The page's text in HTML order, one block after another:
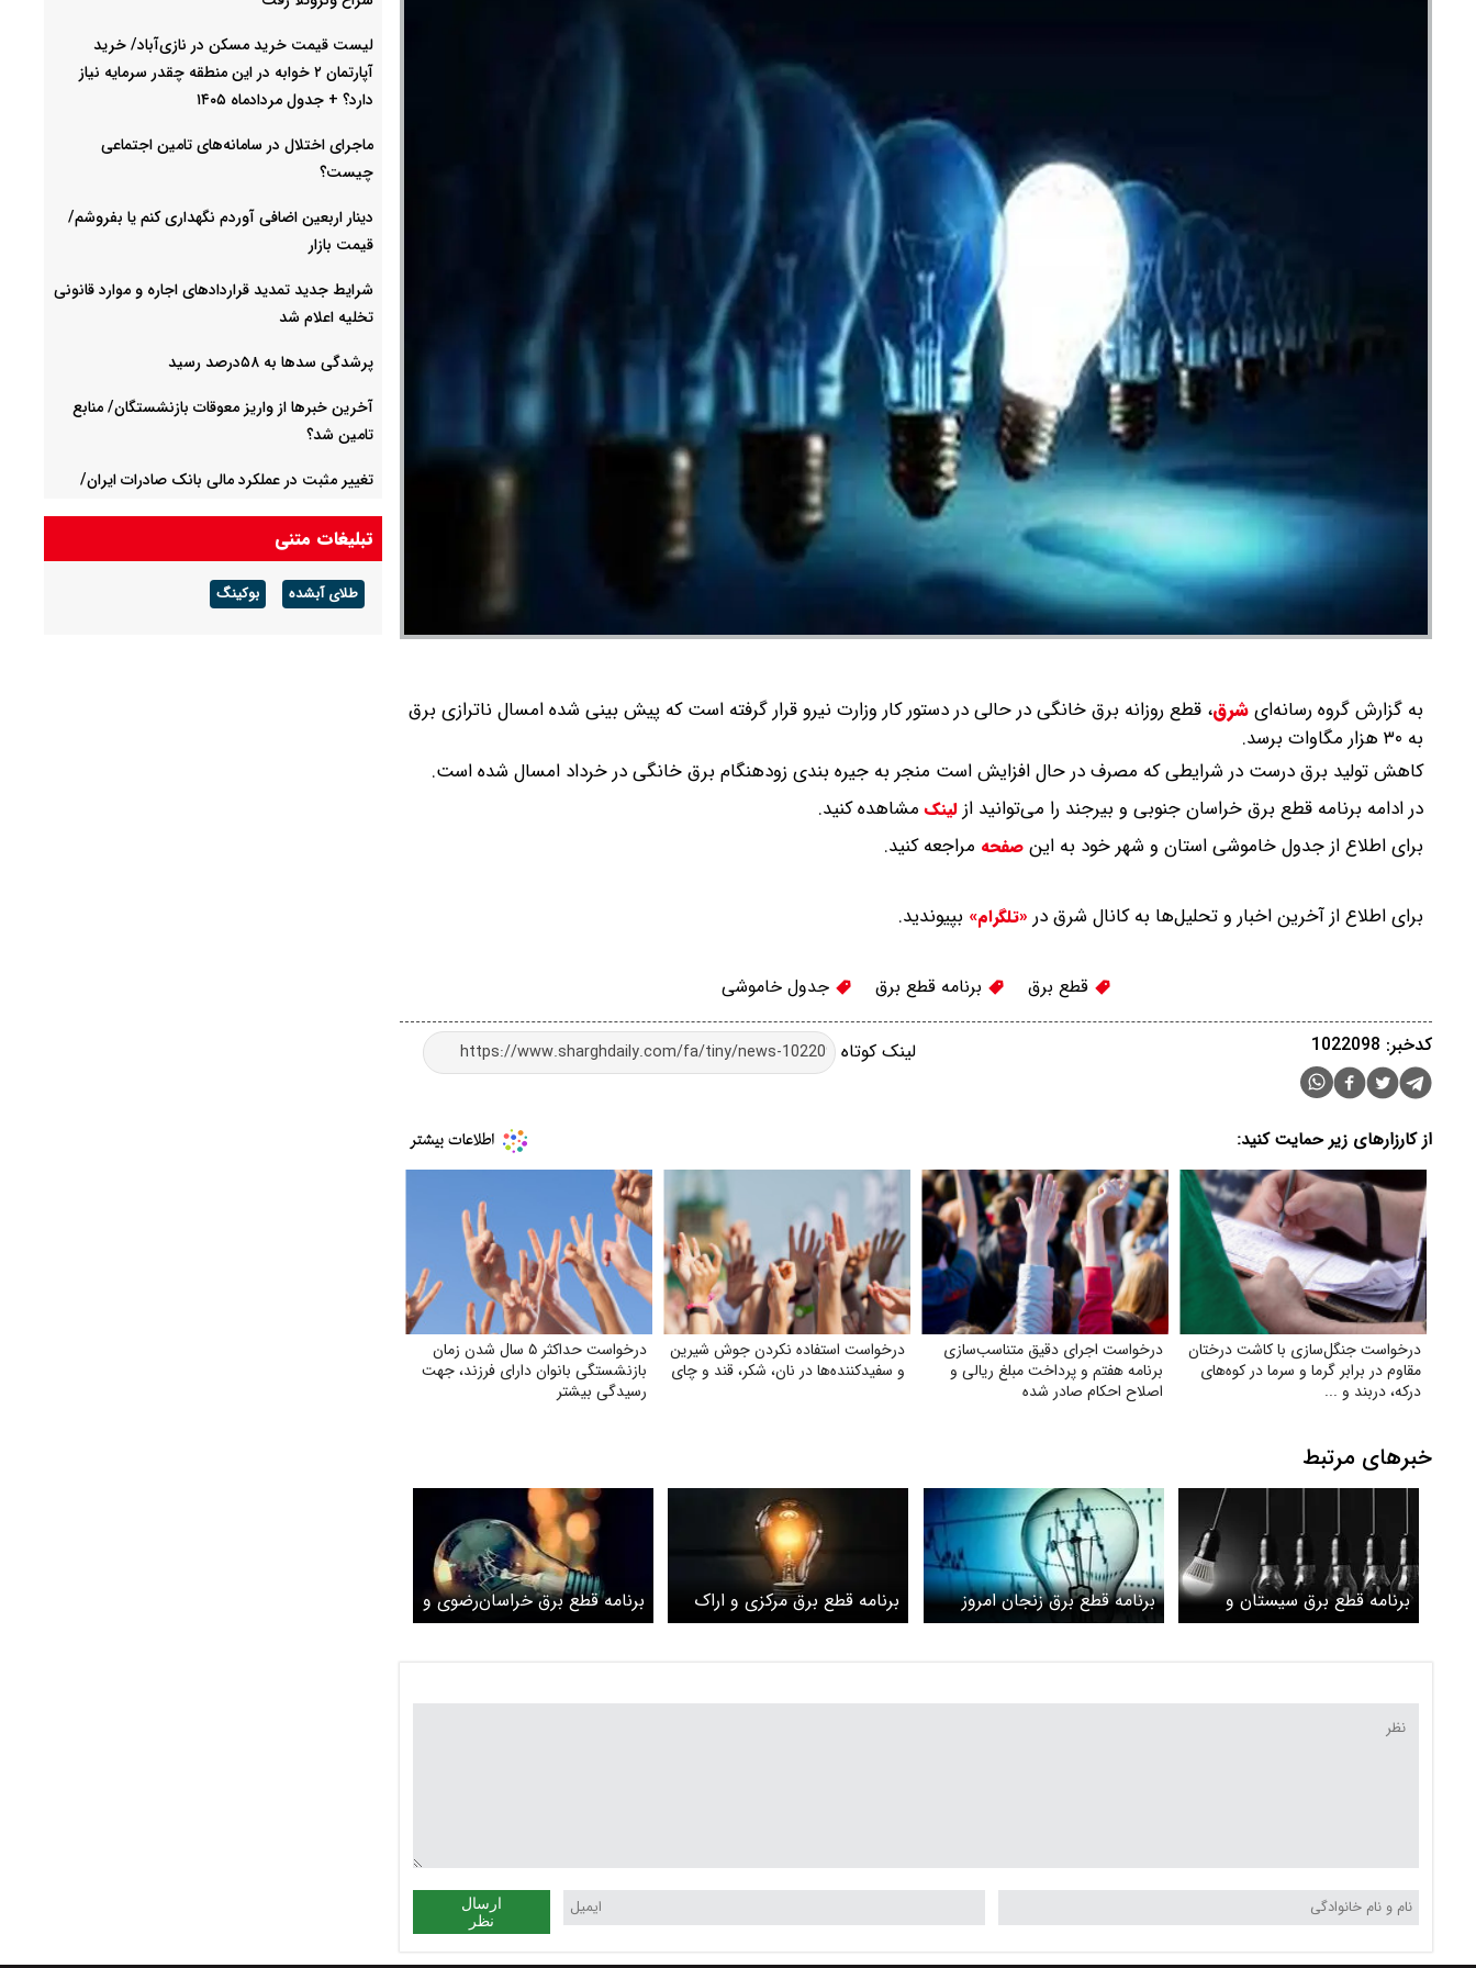
به گزارش گروه رسانه‌ایشرق، قطع روزانه برق خانگی در حالی در دستور کار وزارت نیرو قرار گرفته است که پیش بینی شده امسال ناترازی برق
به ۳۰ هزار مگاوات برسد.
کاهش تولید برق درست در شرایطی که مصرف در حال افزایش است منجر به جیره بندی زودهنگام برق خانگی در خرداد امسال شده است.
در ادامه برنامه قطع برق خراسان جنوبی و بیرجند را می‌توانید از لینکمشاهده کنید.
برای اطلاع از جدول خاموشی استان و شهر خود به این صفحه مراجعه کنید.
برای اطلاع از آخرین اخبار و تحلیل‌ها به کانال شرق در «تلگرام» بپیوندید.
قطع برق برنامه قطع برق جدول خاموشی
لینک کوتاه کدخبر: 1022098
از کارزارهای زیر حمایت کنید:
درخواست جنگل‌سازی با کاشت درختان
مقاوم در برابر گرما و سرما در کوه‌های
درکه، دربند و ...
درخواست اجرای دقیق متناسب‌سازی
برنامه هفتم و پرداخت مبلغ ریالی و
اصلاح احکام صادر شده
درخواست استفاده نکردن جوش شیرین
و سفیدکننده‌ها در نان، شکر، قند و چای
درخواست حداکثر ۵ سال شدن زمان
بازنشستگی بانوان دارای فرزند، جهت
رسیدگی بیشتر
خبرهای مرتبط
برنامه قطع برق سیستان و
بلوچستان و زاهدان امروز شنبه
برنامه قطع برق زنجان امروز
شنبه 3 خرداد
برنامه قطع برق مرکزی و اراک
امروز شنبه 3 خرداد
برنامه قطع برق خراسان‌رضوی و
مشهد امروز شنبه 3 خرداد
ارسال
نظر
لیست قیمت خرید مسکن در نازی‌آباد/ خرید
آپارتمان ۲ خوابه در این منطقه چقدر سرمایه نیاز
دارد؟ + جدول مردادماه ۱۴۰۵
ماجرای اختلال در سامانه‌های تامین اجتماعی
چیست؟
دینار اربعین اضافی آوردم نگهداری کنم یا بفروشم/
قیمت بازار
شرایط جدید تمدید قراردادهای اجاره و موارد قانونی
تخلیه اعلام شد
پرشدگی سدها به ۵۸درصد رسید
آخرین خبرها از واریز معوقات بازنشستگان/ منابع
تامین شد؟
تغییر مثبت در عملکرد مالی بانک صادرات ایران/
شرط جدید بازنشستگی اعلام شد + جزئیات
تبلیغات متنی
طلای آبشده بوکینگ